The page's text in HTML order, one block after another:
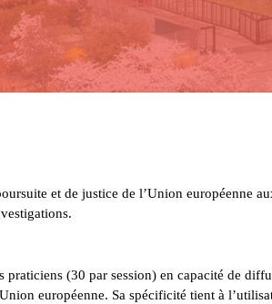
et de justice de l’Union européenne
praticiens (30 par session) en capacité de
européenne. Sa spécificité tient à